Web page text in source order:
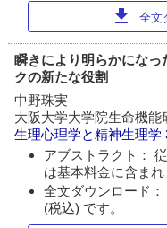
download 全文
瞬きにより明らかにな
クの新たな役割
中野珠実
大阪大学大学院生命機能
生理心理学と精神生理学
アブストラクト：
は基本料金に含まれ
全文ダウンロード
(税込) です。